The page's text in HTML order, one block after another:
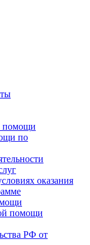
помощи
по
оказания
помощи
РФ от